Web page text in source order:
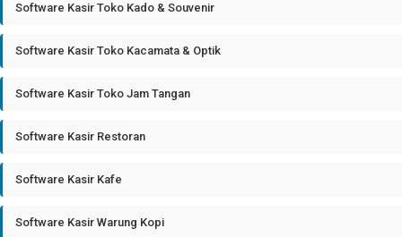
Software Kasir Toko Kado & Souvenir
Software Kasir Toko Kacamata & Optik
Software Kasir Toko Jam Tangan
Software Kasir Restoran
Software Kasir Kafe
Software Kasir Warung Kopi